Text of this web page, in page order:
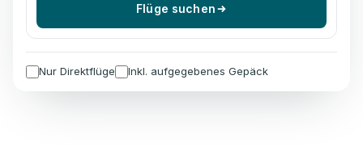
Flüge suchen
Nur Direktflüge Inkl. aufgegebenes Gepäck